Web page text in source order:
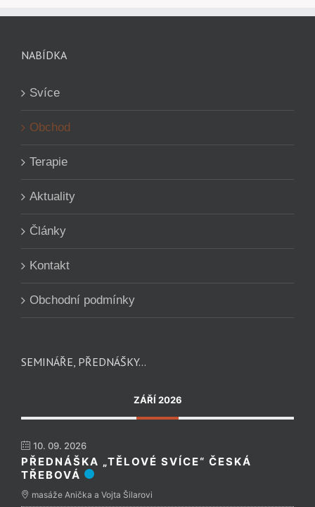
NABÍDKA
Svíce
Obchod
Terapie
Aktuality
Články
Kontakt
Obchodní podmínky
SEMINÁŘE, PŘEDNÁŠKY…
ZÁŘÍ 2026
10. 09. 2026
PŘEDNÁŠKA „TĚLOVÉ SVÍCE“ ČESKÁ
TŘEBOVÁ
masáže Anička a Vojta Šilarovi